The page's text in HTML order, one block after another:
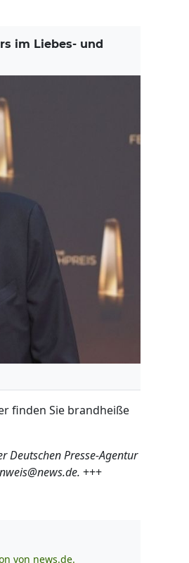
im Liebes- und
finden Sie brandheiße
Deutschen Presse-Agentur
+++
von news.de.